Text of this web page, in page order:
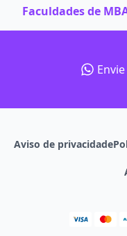
Faculdades de
Finanças
Aviso de privacidade